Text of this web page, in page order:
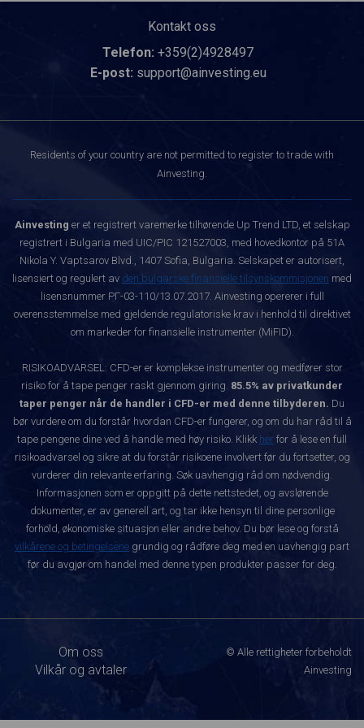
Kontakt oss
Telefon: +359(2)4928497
E-post: support@ainvesting.eu
Residents of your country are not permitted to register to trade with
Ainvesting.
Ainvesting er et registrert varemerke tilhørende Up Trend LTD, et selskap
registrert i Bulgaria med UIC/PIC 121527003, med hovedkontor på 51A
Nikola Y. Vaptsarov Blvd., 1407 Sofia, Bulgaria. Selskapet er autorisert,
lisensiert og regulert av den bulgarske finansielle tilsynskommisjonen med
lisensnummer РГ-03-110/13.07.2017. Ainvesting opererer i full
overensstemmelse med gjeldende regulatoriske krav i henhold til direktivet
om markeder for finansielle instrumenter (MiFID).
RISIKOADVARSEL: CFD-er er komplekse instrumenter og medfører stor
risiko for å tape penger raskt gjennom giring. 85.5% av privatkunder
taper penger når de handler i CFD-er med denne tilbyderen. Du
bør vurdere om du forstår hvordan CFD-er fungerer, og om du har råd til å
tape pengene dine ved å handle med høy risiko. Klikk her for å lese en full
risikoadvarsel og sikre at du forstår risikoene involvert før du fortsetter, og
vurderer din relevante erfaring. Søk uavhengig råd om nødvendig.
Informasjonen som er oppgitt på dette nettstedet, og avslørende
dokumenter, er av generell art, og tar ikke hensyn til dine personlige
forhold, økonomiske situasjon eller andre behov. Du bør lese og forstå
vilkårene og betingelsene grundig og rådføre deg med en uavhengig part
før du avgjør om handel med denne typen produkter passer for deg.
Om oss
Vilkår og avtaler
© Alle rettigheter forbeholdt
Ainvesting